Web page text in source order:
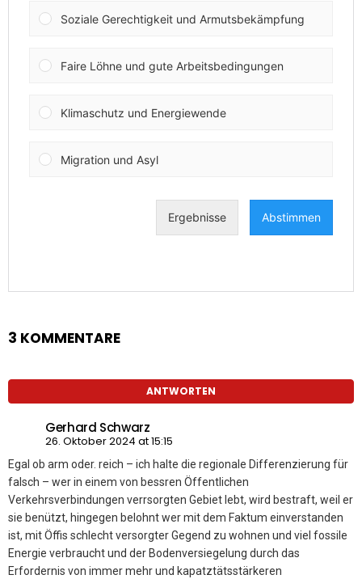
3 KOMMENTARE
ANTWORTEN
Gerhard Schwarz
26. Oktober 2024 at 15:15
Egal ob arm oder. reich – ich halte die regionale Differenzierung für
falsch – wer in einem von bessren Öffentlichen
Verkehrsverbindungen verrsorgten Gebiet lebt, wird bestraft, weil er
sie benützt, hingegen belohnt wer mit dem Faktum einverstanden
ist, mit Öffis schlecht versorgter Gegend zu wohnen und viel fossile
Energie verbraucht und der Bodenversiegelung durch das
Erfordernis von immer mehr und kapatztätsstärkeren